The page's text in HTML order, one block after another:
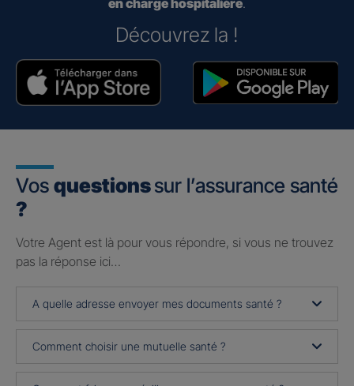
en charge hospitalière.
Découvrez la !
Vos questionssur l’assurance santé
?
Votre Agent est là pour vous répondre, si vous ne trouvez
pas la réponse ici…
A quelle adresse envoyer mes documents santé ?
Comment choisir une mutuelle santé ?